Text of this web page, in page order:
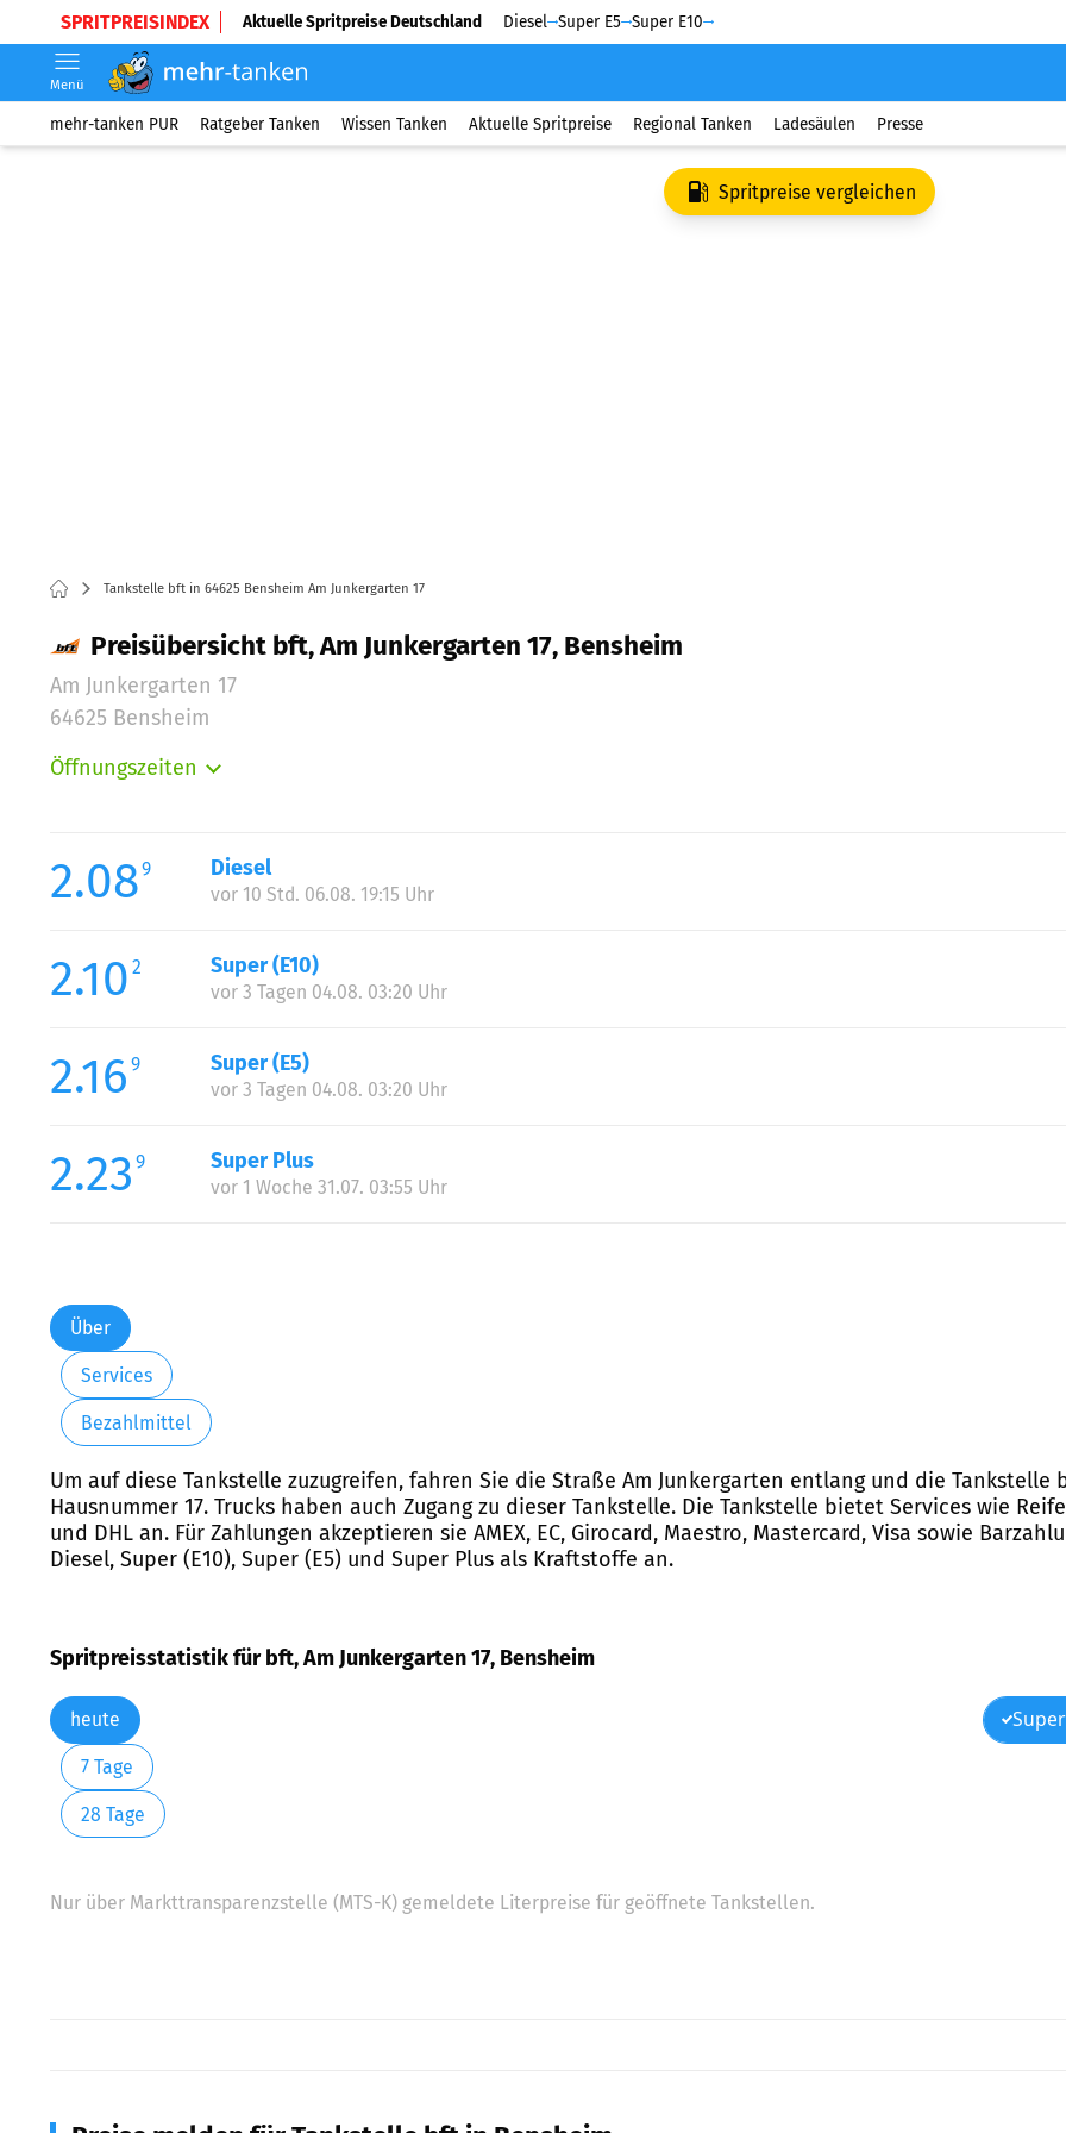
SPRITPREISINDEX Aktuelle Spritpreise Deutschland Diesel Super E5 Super E10
Menü
mehr-tanken PUR Ratgeber Tanken Wissen Tanken Aktuelle Spritpreise Regional Tanken Ladesäulen Presse
Spritpreise vergleichen
Tankstelle bft in 64625 Bensheim Am Junkergarten 17
Preisübersicht bft, Am Junkergarten 17, Bensheim
Am Junkergarten 17
64625 Bensheim
Öffnungszeiten
Mittwoch:
Donnerstag:
Samstag:
2.089 Diesel
vor 10 Std. 06.08. 19:15 Uhr
2.10 2 Super (E10)
vor 3 Tagen 04.08. 03:20 Uhr
2.16 9 Super (E5)
vor 3 Tagen 04.08. 03:20 Uhr
2.23 9 Super Plus
vor 1 Woche 31.07. 03:55 Uhr
Über
Services
Bezahlmittel
Um auf diese Tankstelle zuzugreifen, fahren Sie die Straße Am Junkergarten entlang und die
Hausnummer 17. Trucks haben auch Zugang zu dieser Tankstelle. Die Tankstelle bietet Services wie
und DHL an. Für Zahlungen akzeptieren sie AMEX, EC, Girocard, Maestro, Mastercard, Visa sowie
Diesel, Super (E10), Super (E5) und Super Plus als Kraftstoffe an.
Spritpreisstatistik für bft, Am Junkergarten 17, Bensheim
heute
7 Tage
28 Tage
Nur über Markttransparenzstelle (MTS-K) gemeldete Literpreise für geöffnete Tankstellen.